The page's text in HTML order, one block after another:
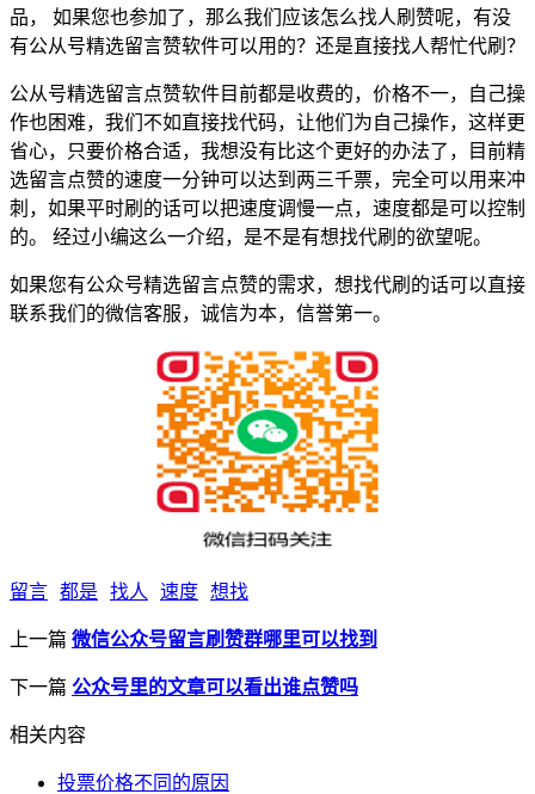
品， 如果您也参加了，那么我们应该怎么找人刷赞呢，有没
有公从号精选留言赞软件可以用的？还是直接找人帮忙代刷？
公从号精选留言点赞软件目前都是收费的，价格不一，自己操
作也困难，我们不如直接找代码，让他们为自己操作，这样更
省心，只要价格合适，我想没有比这个更好的办法了，目前精
选留言点赞的速度一分钟可以达到两三千票，完全可以用来冲
刺，如果平时刷的话可以把速度调慢一点，速度都是可以控制
的。 经过小编这么一介绍，是不是有想找代刷的欲望呢。
如果您有公众号精选留言点赞的需求，想找代刷的话可以直接
联系我们的微信客服，诚信为本，信誉第一。
留言 都是 找人 速度 想找
上一篇 微信公众号留言刷赞群哪里可以找到
下一篇 公众号里的文章可以看出谁点赞吗
相关内容
投票价格不同的原因